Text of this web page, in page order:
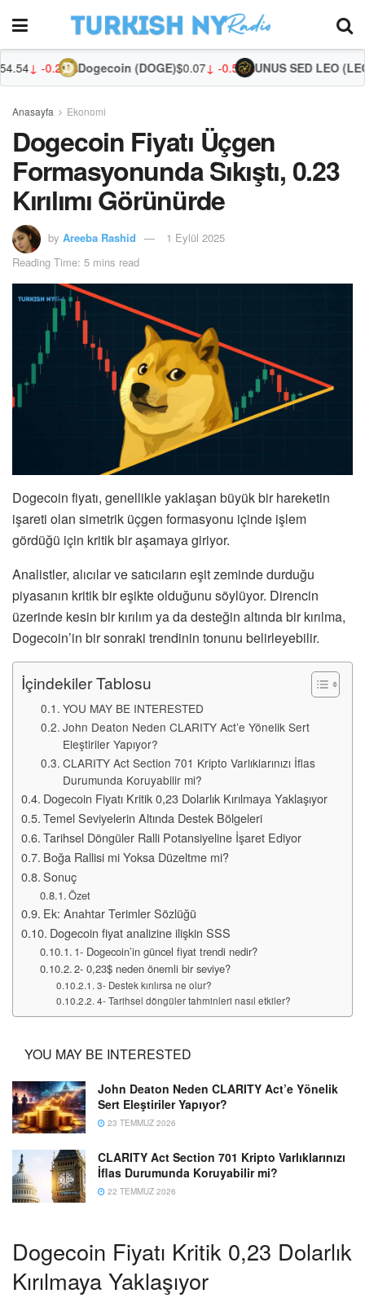
Dogecoin (DOGE)$0.07↓ -0.52%UNUS SED LEO (LEO)$9.75↑
Anasayfa Ekonomi
Dogecoin Fiyatı Üçgen
Formasyonunda Sıkıştı, 0.23
Kırılımı Görünürde
by Areeba Rashid
1 Eylül 2025
Reading Time: 5 mins read
Dogecoin fiyatı, genellikle yaklaşan büyük bir hareketin
işareti olan simetrik üçgen formasyonu içinde işlem
gördüğü için kritik bir aşamaya giriyor.
Analistler, alıcılar ve satıcıların eşit zeminde durduğu
piyasanın kritik bir eşikte olduğunu söylüyor. Direncin
üzerinde kesin bir kırılım ya da desteğin altında bir kırılma,
Dogecoin’in bir sonraki trendinin tonunu belirleyebilir.
İçindekiler Tablosu
YOU MAY BE INTERESTED
John Deaton Neden CLARITY Act’e Yönelik Sert
Eleştiriler Yapıyor?
CLARITY Act Section 701 Kripto Varlıklarınızı İflas
Durumunda Koruyabilir mi?
Dogecoin Fiyatı Kritik 0,23 Dolarlık Kırılmaya Yaklaşıyor
Temel Seviyelerin Altında Destek Bölgeleri
Tarihsel Döngüler Ralli Potansiyeline İşaret Ediyor
Boğa Rallisi mi Yoksa Düzeltme mi?
Sonuç
Özet
Ek: Anahtar Terimler Sözlüğü
Dogecoin fiyat analizine ilişkin SSS
1- Dogecoin’in güncel fiyat trendi nedir?
2- 0,23$ neden önemli bir seviye?
3- Destek kırılırsa ne olur?
4- Tarihsel döngüler tahminleri nasıl etkiler?
YOU MAY BE INTERESTED
John Deaton Neden CLARITY Act’e Yönelik
Sert Eleştiriler Yapıyor?
23 TEMMUZ 2026
CLARITY Act Section 701 Kripto Varlıklarınızı
İflas Durumunda Koruyabilir mi?
22 TEMMUZ 2026
Dogecoin Fiyatı Kritik 0,23 Dolarlık
Kırılmaya Yaklaşıyor